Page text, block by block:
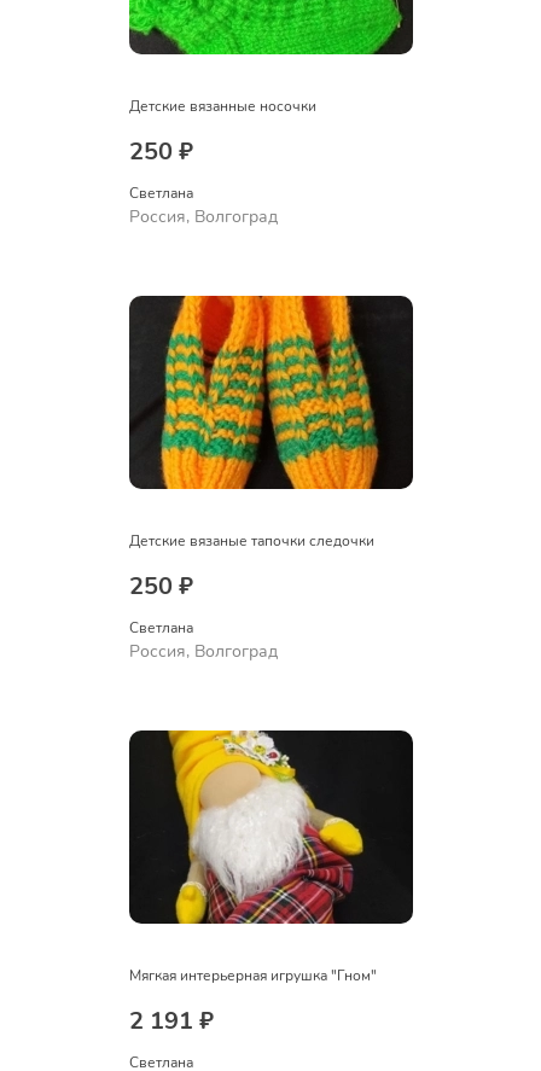
Детские вязанные носочки
250 ₽
Светлана
Россия, Волгоград
Детские вязаные тапочки следочки
250 ₽
Светлана
Россия, Волгоград
Мягкая интерьерная игрушка "Гном"
2 191 ₽
Светлана